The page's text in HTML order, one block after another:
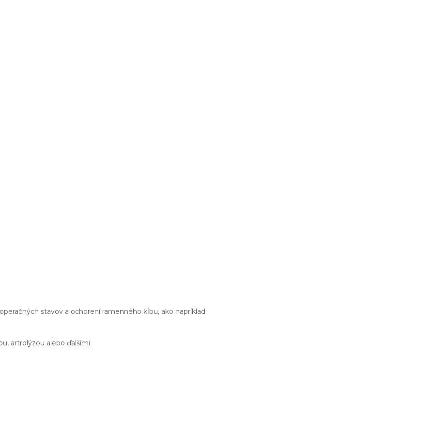
stavov a ochorení ramenného kĺbu, ako napríklad:
artrolýzou alebo ďalšími